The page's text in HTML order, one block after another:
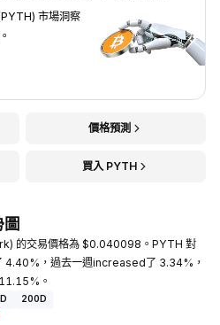
市場洞察
價格預測
買入 PYTH
圖
的交易價格為 $0.040098。PYTH 對
4.40%，過去一週increased了 3.34%，
。
200D